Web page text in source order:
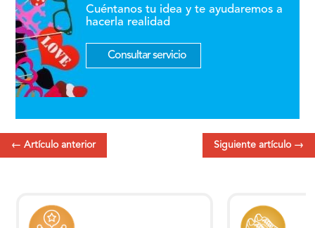
Cuéntanos tu idea y te ayudaremos a
hacerla realidad
Consultar servicio
← Artículo anterior Siguiente artículo→